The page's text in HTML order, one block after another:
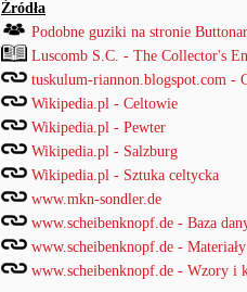
Źródła
Podobne guziki na stronie
Luscomb S.C. - The Collector's
tuskulum-riannon.blogspot.com -
Wikipedia.pl - Celtowie
Wikipedia.pl - Pewter
Wikipedia.pl - Salzburg
Wikipedia.pl - Sztuka celtycka
www.mkn-sondler.de
www.scheibenknopf.de - Baza
www.scheibenknopf.de - Materiały
www.scheibenknopf.de - Wzory i